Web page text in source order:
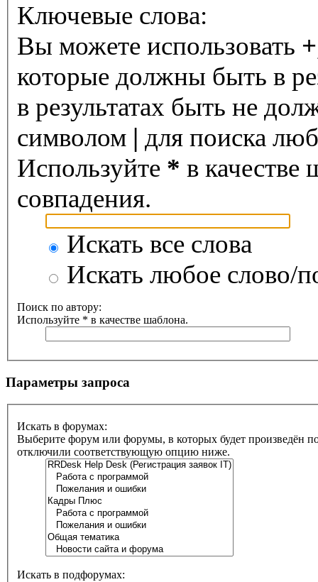
Ключевые слова:
Вы можете использовать +
которые должны быть в
в результатах быть не
символом | для поиска
Используйте * в качестве
совпадения.
Искать все слова
Искать любое слово/
Поиск по автору:
Используйте * в качестве шаблона.
Параметры запроса
Искать в форумах:
Выберите форум или форумы, в которых будет произведён
отключили соответствующую опцию ниже.
Искать в подфорумах: